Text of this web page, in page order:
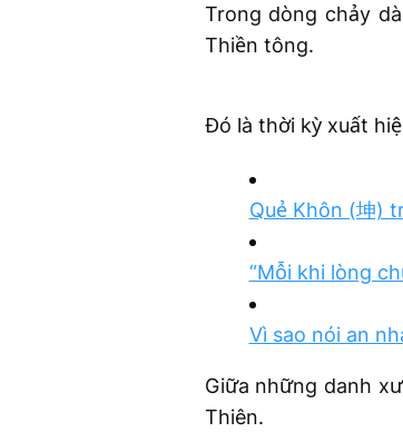
Trong dòng chảy
Thiền tông.
Đó là thời kỳ xuất
Quẻ Khôn (坤)
“Mỗi khi lòng
Vì sao nói an
Giữa những danh
Thiên.